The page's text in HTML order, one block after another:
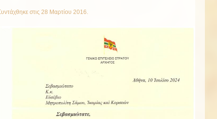
στις 28 Μαρτίου 2016.